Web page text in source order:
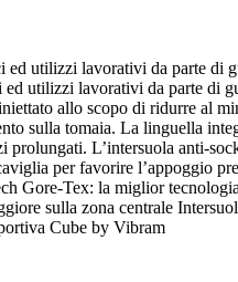
utilizzi lavorativi da parte
utilizzi lavorativi da parte di
allo scopo di ridurre al
sulla tomaia. La linguella
L’intersuola anti-
per favorire l’appoggio
Gore-Tex: la miglior
sulla zona centrale
Cube by Vibram